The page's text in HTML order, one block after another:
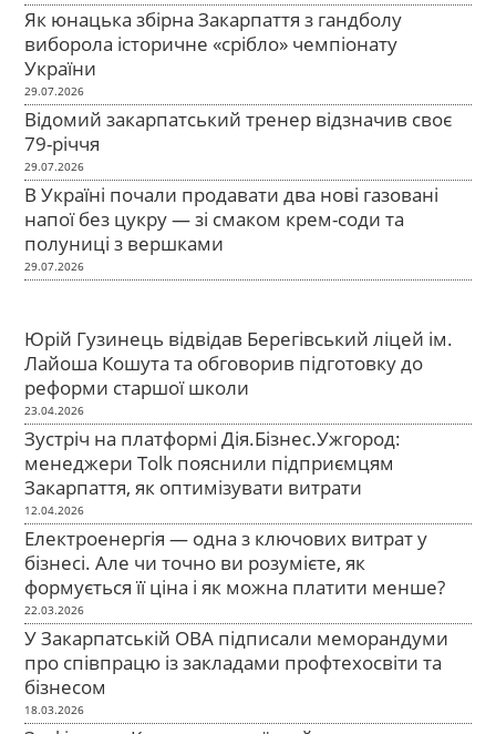
Як юнацька збірна Закарпаття з гандболу
виборола історичне «срібло» чемпіонату
України
29.07.2026
Відомий закарпатський тренер відзначив своє
79-річчя
29.07.2026
В Україні почали продавати два нові газовані
напої без цукру — зі смаком крем-соди та
полуниці з вершками
29.07.2026
Юрій Гузинець відвідав Берегівський ліцей ім.
Лайоша Кошута та обговорив підготовку до
реформи старшої школи
23.04.2026
Зустріч на платформі Дія.Бізнес.Ужгород:
менеджери Tolk пояснили підприємцям
Закарпаття, як оптимізувати витрати
12.04.2026
Електроенергія — одна з ключових витрат у
бізнесі. Але чи точно ви розумієте, як
формується її ціна і як можна платити менше?
22.03.2026
У Закарпатській ОВА підписали меморандуми
про співпрацю із закладами профтехосвіти та
бізнесом
18.03.2026